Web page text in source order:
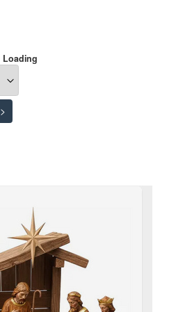
Loading - current view is listWeek
Loading
>